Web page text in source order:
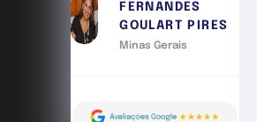
FERNANDES
GOULART PIRES
Minas Gerais